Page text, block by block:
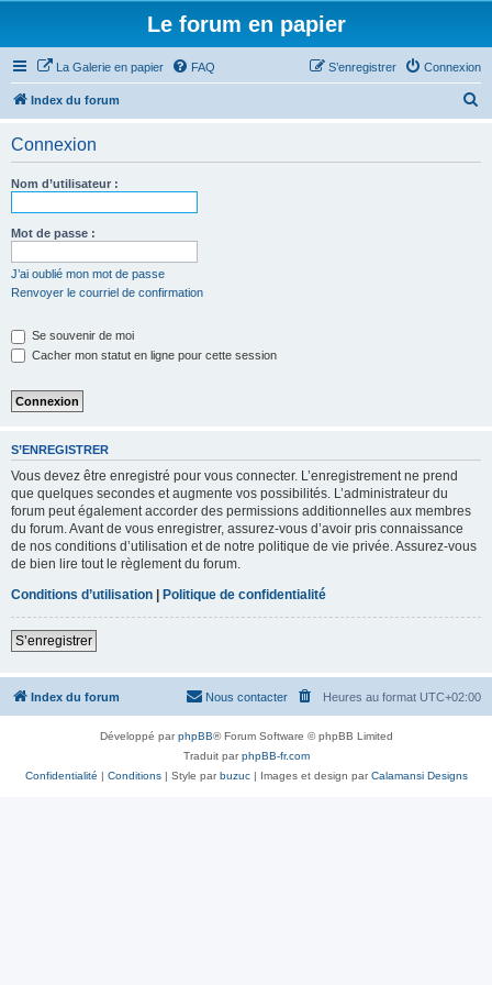
Le forum en papier
La Galerie en papier FAQ Connexion
S’enregistrer
Index du forum
Connexion
Nom d’utilisateur :
Mot de passe :
J’ai oublié mon mot de passe
Renvoyer le courriel de confirmation
Se souvenir de moi
Cacher mon statut en ligne pour cette session
S’ENREGISTRER
Vous devez être enregistré pour vous connecter. L’enregistrement ne prend
que quelques secondes et augmente vos possibilités. L’administrateur du
forum peut également accorder des permissions additionnelles aux membres
du forum. Avant de vous enregistrer, assurez-vous d’avoir pris connaissance
de nos conditions d’utilisation et de notre politique de vie privée. Assurez-vous
de bien lire tout le règlement du forum.
Conditions d’utilisation | Politique de confidentialité
S’enregistrer
Index du forum Heures au format UTC+02:00
Nous contacter
Développé parphpBB® Forum Software © phpBB Limited
Traduit parphpBB-fr.com
Confidentialité | Conditions| Style parbuzuc| Images et design parCalamansi Designs